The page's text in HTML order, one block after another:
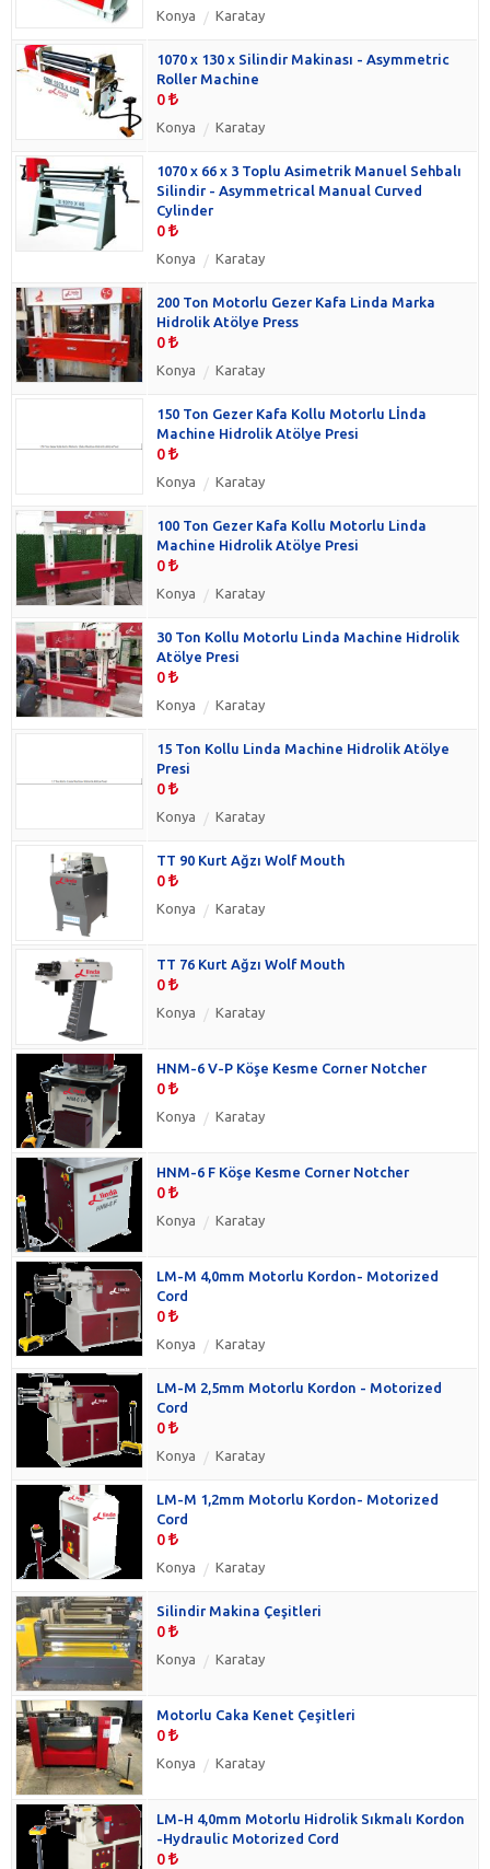
Konya Karatay
1070 x 130 x Silindir Makinası - Asymmetric
Roller Machine
0
Konya Karatay
1070 x 66 x 3 Toplu Asimetrik Manuel Sehbalı
Silindir - Asymmetrical Manual Curved
Cylinder
0
Konya Karatay
200 Ton Motorlu Gezer Kafa Linda Marka
Hidrolik Atölye Press
0
Konya Karatay
150 Ton Gezer Kafa Kollu Motorlu Lİnda
Machine Hidrolik Atölye Presi
0
Konya Karatay
100 Ton Gezer Kafa Kollu Motorlu Linda
Machine Hidrolik Atölye Presi
0
Konya Karatay
30 Ton Kollu Motorlu Linda Machine Hidrolik
Atölye Presi
0
Konya Karatay
15 Ton Kollu Linda Machine Hidrolik Atölye
Presi
0
Konya Karatay
TT 90 Kurt Ağzı Wolf Mouth
0
Konya Karatay
TT 76 Kurt Ağzı Wolf Mouth
0
Konya Karatay
HNM-6 V-P Köşe Kesme Corner Notcher
0
Konya Karatay
HNM-6 F Köşe Kesme Corner Notcher
0
Konya Karatay
LM-M 4,0mm Motorlu Kordon- Motorized
Cord
0
Konya Karatay
LM-M 2,5mm Motorlu Kordon - Motorized
Cord
0
Konya Karatay
LM-M 1,2mm Motorlu Kordon- Motorized
Cord
0
Konya Karatay
Silindir Makina Çeşitleri
0
Konya Karatay
Motorlu Caka Kenet Çeşitleri
0
Konya Karatay
LM-H 4,0mm Motorlu Hidrolik Sıkmalı Kordon
-Hydraulic Motorized Cord
0